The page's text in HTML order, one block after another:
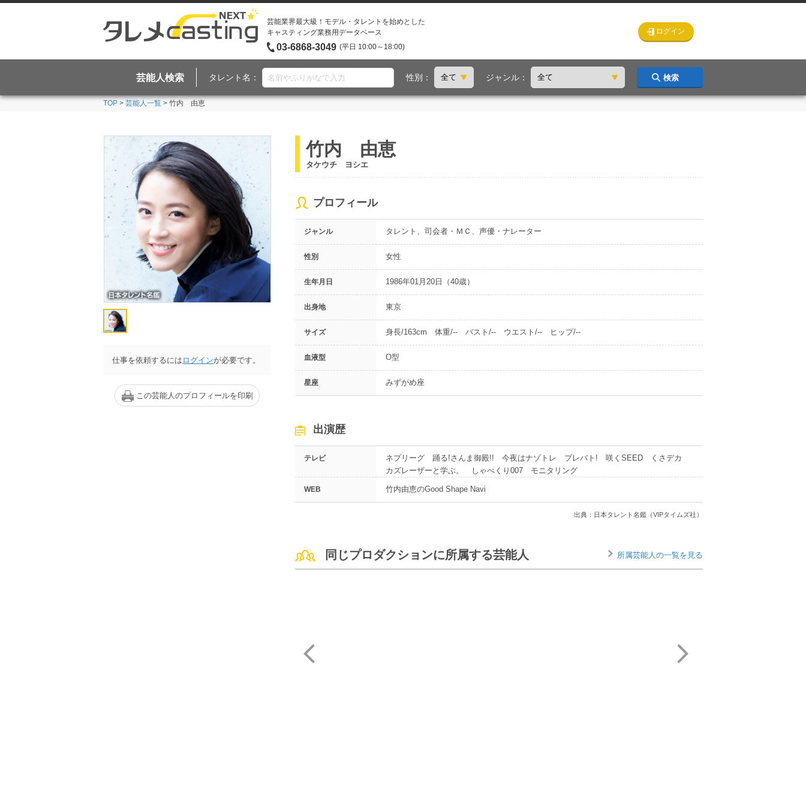
芸能業界最大級！モデル・タレントを始めとした
キャスティング業務用データベース
03-6868-3049 (平日 10:00～18:00)
ログイン
芸能人検索 タレント名： 性別： ジャンル： 検索
TOP > 芸能人一覧 > 竹内 由恵
仕事を依頼するには ログインが必要です。
この芸能人のプロフィールを印刷
竹内 由恵
タケウチ ヨシエ
プロフィール
ジャンル タレント、司会者・ＭＣ、声優・ナレーター
性別 女性
生年月日 1986年01月20日（40歳）
出身地 東京
サイズ 身長/163cm 体重/-- バスト/-- ウエスト/-- ヒップ/--
血液型 O型
星座 みずがめ座
出演歴
テレビ
ネプリーグ 踊る!さんま御殿!! 今夜はナゾトレ プレバト! 咲くSEED くさデカ
カズレーザーと学ぶ。 しゃべくり007 モニタリング
WEB 竹内由恵のGood Shape Navi
出典：日本タレント名鑑（VIPタイムズ社）
同じプロダクションに所属する芸能人 所属芸能人の一覧を見る